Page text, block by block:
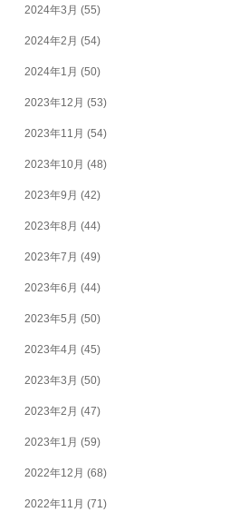
2024年3月 (55)
2024年2月 (54)
2024年1月 (50)
2023年12月 (53)
2023年11月 (54)
2023年10月 (48)
2023年9月 (42)
2023年8月 (44)
2023年7月 (49)
2023年6月 (44)
2023年5月 (50)
2023年4月 (45)
2023年3月 (50)
2023年2月 (47)
2023年1月 (59)
2022年12月 (68)
2022年11月 (71)